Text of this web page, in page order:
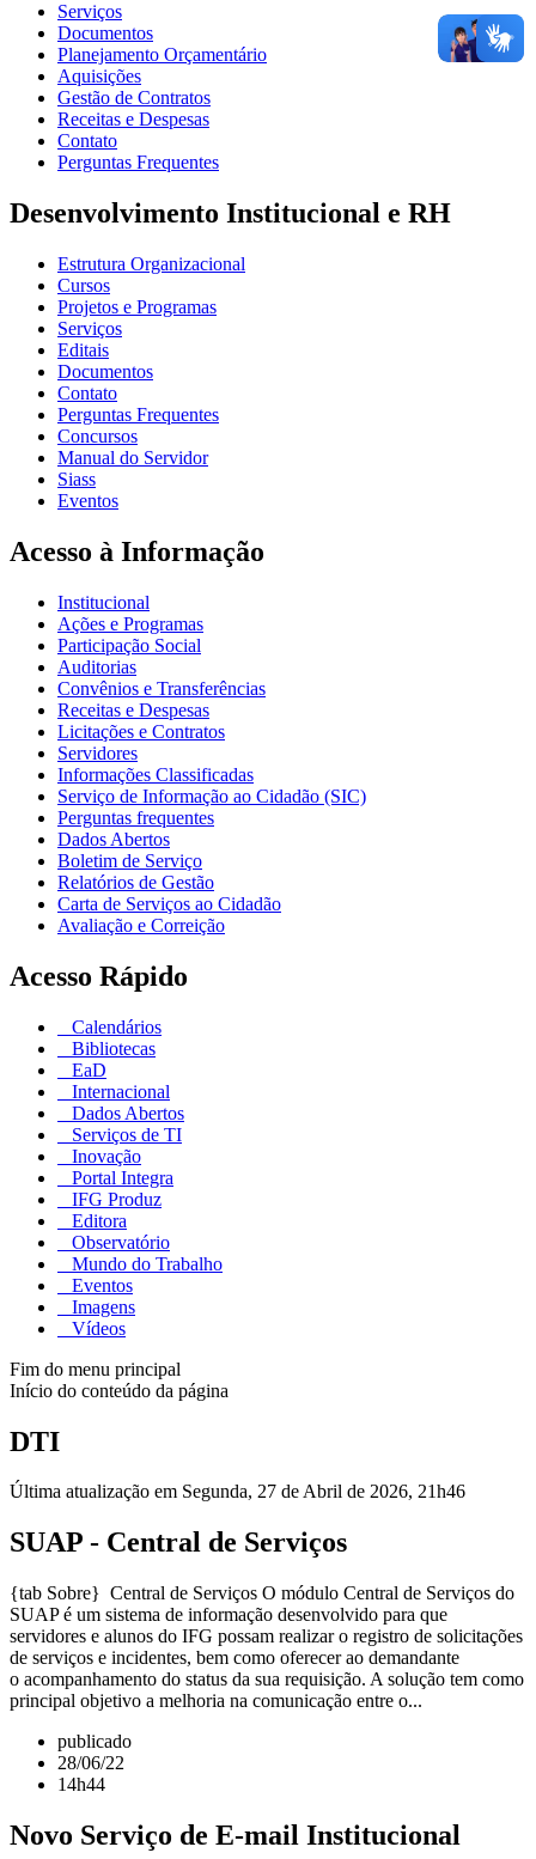
Serviços
Documentos
Planejamento Orçamentário
Aquisições
Gestão de Contratos
Receitas e Despesas
Contato
Perguntas Frequentes
Desenvolvimento Institucional e RH
Estrutura Organizacional
Cursos
Projetos e Programas
Serviços
Editais
Documentos
Contato
Perguntas Frequentes
Concursos
Manual do Servidor
Siass
Eventos
Acesso à Informação
Institucional
Ações e Programas
Participação Social
Auditorias
Convênios e Transferências
Receitas e Despesas
Licitações e Contratos
Servidores
Informações Classificadas
Serviço de Informação ao Cidadão (SIC)
Perguntas frequentes
Dados Abertos
Boletim de Serviço
Relatórios de Gestão
Carta de Serviços ao Cidadão
Avaliação e Correição
Acesso Rápido
Calendários
Bibliotecas
EaD
Internacional
Dados Abertos
Serviços de TI
Inovação
Portal Integra
IFG Produz
Editora
Observatório
Mundo do Trabalho
Eventos
Imagens
Vídeos
Fim do menu principal
Início do conteúdo da página
DTI
Última atualização em Segunda, 27 de Abril de 2026, 21h46
SUAP - Central de Serviços
{tab Sobre} Central de Serviços O módulo Central de Serviços do
SUAP é um sistema de informação desenvolvido para que
servidores e alunos do IFG possam realizar o registro de solicitações
de serviços e incidentes, bem como oferecer ao demandante
o acompanhamento do status da sua requisição. A solução tem como
principal objetivo a melhoria na comunicação entre o...
publicado
28/06/22
14h44
Novo Serviço de E-mail Institucional